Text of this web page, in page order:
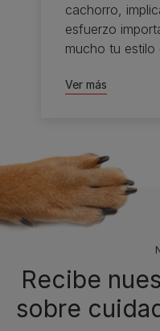
cachorro,
esfuerzo
mucho tu estilo
Ver más
Recibe
sobre